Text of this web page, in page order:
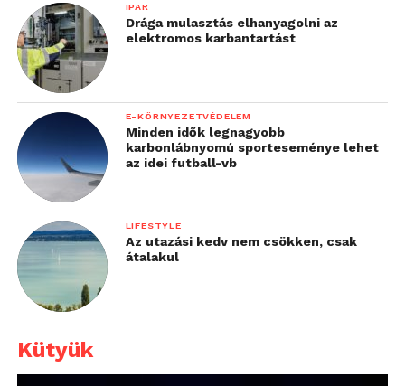
IPAR
Drága mulasztás elhanyagolni az
elektromos karbantartást
E-KÖRNYEZETVÉDELEM
Minden idők legnagyobb
karbonlábnyomú sporteseménye lehet
az idei futball-vb
LIFESTYLE
Az utazási kedv nem csökken, csak
átalakul
Kütyük